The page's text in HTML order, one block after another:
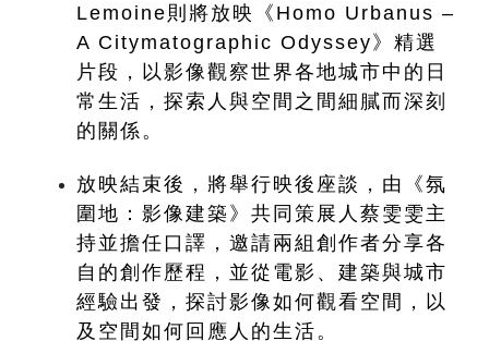
Lemoine則將放映《Homo Urbanus –
A Citymatographic Odyssey》精選
片段，以影像觀察世界各地城市中的日
常生活，探索人與空間之間細膩而深刻
的關係。
放映結束後，將舉行映後座談，由《氛
圍地：影像建築》共同策展人蔡雯雯主
持並擔任口譯，邀請兩組創作者分享各
自的創作歷程，並從電影、建築與城市
經驗出發，探討影像如何觀看空間，以
及空間如何回應人的生活。